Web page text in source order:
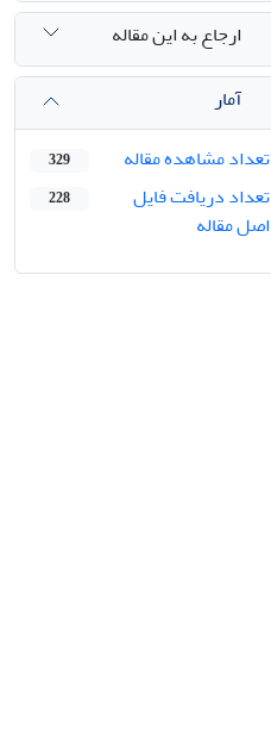
ارجاع به این مقاله
آمار
تعداد مشاهده مقاله
329
تعداد دریافت فایل
اصل مقاله
228